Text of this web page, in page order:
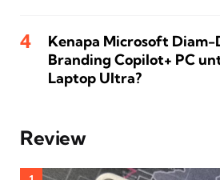
Kenapa Microsoft
Branding Copilot+ PC
Laptop Ultra?
Review